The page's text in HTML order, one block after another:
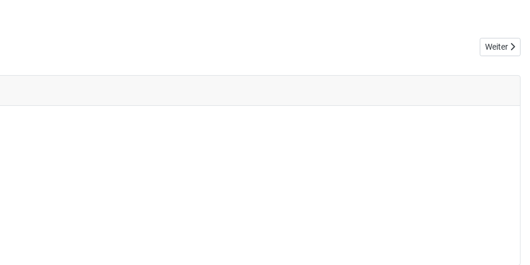
Nächster
Weiter